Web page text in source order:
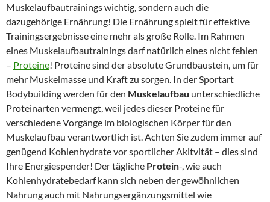
Muskelaufbautrainings wichtig, sondern auch die
dazugehörige Ernährung! Die Ernährung spielt für effektive
Trainingsergebnisse eine mehr als große Rolle. Im Rahmen
eines Muskelaufbautrainings darf natürlich eines nicht fehlen
– Proteine! Proteine sind der absolute Grundbaustein, um für
mehr Muskelmasse und Kraft zu sorgen. In der Sportart
Bodybuilding werden für den Muskelaufbau unterschiedliche
Proteinarten vermengt, weil jedes dieser Proteine für
verschiedene Vorgänge im biologischen Körper für den
Muskelaufbau verantwortlich ist. Achten Sie zudem immer auf
genügend Kohlenhydrate vor sportlicher Akitvität – dies sind
Ihre Energiespender! Der tägliche Protein-, wie auch
Kohlenhydratebedarf kann sich neben der gewöhnlichen
Nahrung auch mit Nahrungsergänzungsmittel wie